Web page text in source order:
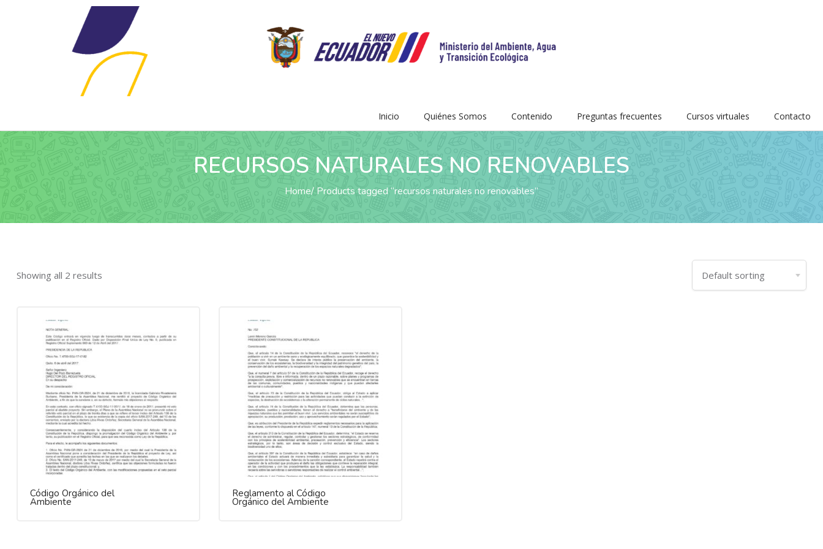
Inicio Quiénes Somos Contenido Preguntas frecuentes Cursos virtuales Contacto
RECURSOS NATURALES NO RENOVABLES
Home Products tagged “recursos naturales no renovables”
Showing all 2 results
Código Orgánico del
Ambiente
Reglamento al Código
Orgánico del Ambiente